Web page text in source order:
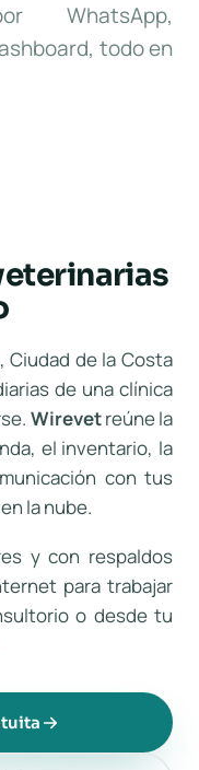
WhatsApp,
todo en
Ciudad de la Costa
de una clínica
Wirevetreúne la
el inventario, la
con tus
la nube.
y con respaldos
para trabajar
o desde tu